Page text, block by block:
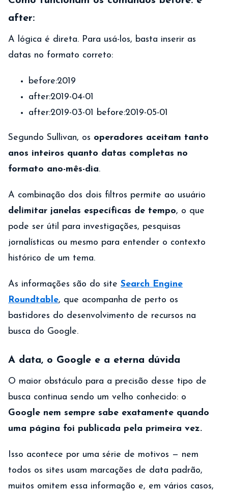
after:
A lógica é direta. Para usá-los, basta inserir as
datas no formato correto:
before:2019
after:2019-04-01
after:2019-03-01 before:2019-05-01
Segundo Sullivan, os operadores aceitam tanto
anos inteiros quanto datas completas no
formato ano-mês-dia.
A combinação dos dois filtros permite ao usuário
delimitar janelas específicas de tempo, o que
pode ser útil para investigações, pesquisas
jornalísticas ou mesmo para entender o contexto
histórico de um tema.
As informações são do site Search Engine
Roundtable, que acompanha de perto os
bastidores do desenvolvimento de recursos na
busca do Google.
A data, o Google e a eterna dúvida
O maior obstáculo para a precisão desse tipo de
busca continua sendo um velho conhecido: o
Google nem sempre sabe exatamente quando
uma página foi publicada pela primeira vez.
Isso acontece por uma série de motivos — nem
todos os sites usam marcações de data padrão,
muitos omitem essa informação e, em vários casos,